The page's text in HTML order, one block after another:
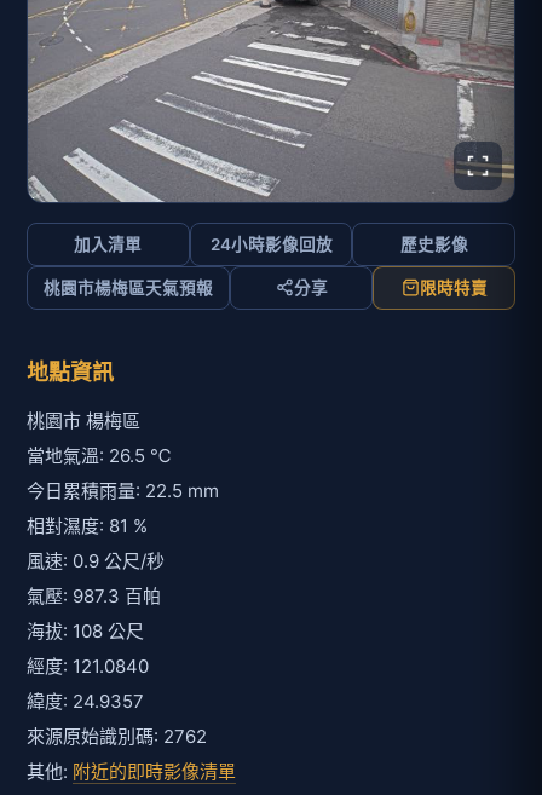
加入清單 24小時影像回放 歷史影像
桃園市楊梅區天氣預報 分享 限時特賣
地點資訊
桃園市 楊梅區
當地氣溫: 26.5 ℃
今日累積雨量: 22.5 mm
相對濕度: 81 %
風速: 0.9 公尺/秒
氣壓: 987.3 百帕
海拔: 108 公尺
經度: 121.0840
緯度: 24.9357
來源原始識別碼: 2762
其他: 附近的即時影像清單